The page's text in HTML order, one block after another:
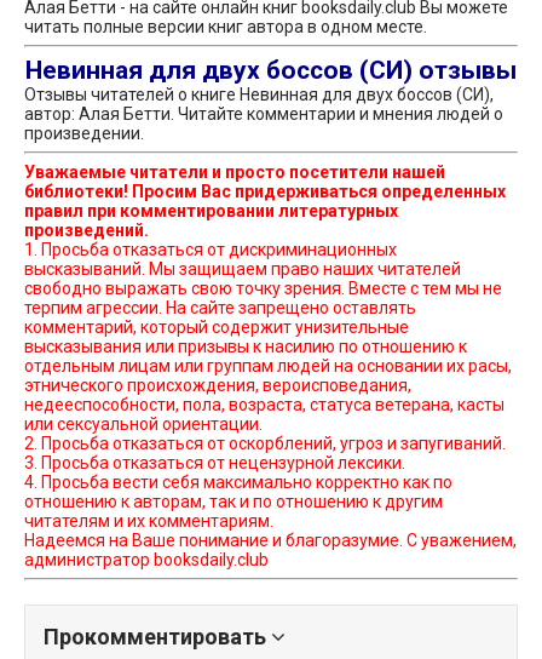
Алая Бетти - на сайте онлайн книг booksdaily.club Вы можете
читать полные версии книг автора в одном месте.
Невинная для двух боссов (СИ) отзывы
Отзывы читателей о книге Невинная для двух боссов (СИ),
автор: Алая Бетти. Читайте комментарии и мнения людей о
произведении.
Уважаемые читатели и просто посетители нашей
библиотеки! Просим Вас придерживаться определенных
правил при комментировании литературных
произведений.
1. Просьба отказаться от дискриминационных
высказываний. Мы защищаем право наших читателей
свободно выражать свою точку зрения. Вместе с тем мы не
терпим агрессии. На сайте запрещено оставлять
комментарий, который содержит унизительные
высказывания или призывы к насилию по отношению к
отдельным лицам или группам людей на основании их расы,
этнического происхождения, вероисповедания,
недееспособности, пола, возраста, статуса ветерана, касты
или сексуальной ориентации.
2. Просьба отказаться от оскорблений, угроз и запугиваний.
3. Просьба отказаться от нецензурной лексики.
4. Просьба вести себя максимально корректно как по
отношению к авторам, так и по отношению к другим
читателям и их комментариям.
Надеемся на Ваше понимание и благоразумие. С уважением,
администратор booksdaily.club
Прокомментировать